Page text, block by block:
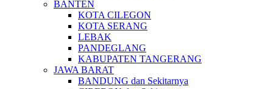
BANTEN
KOTA CILEGON
KOTA SERANG
LEBAK
PANDEGLANG
KABUPATEN TANGERANG
JAWA BARAT
BANDUNG dan Sekitarnya